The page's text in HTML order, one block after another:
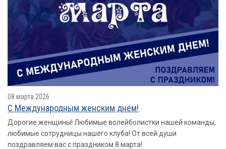
08 марта 2026
С Международным женским днём!
Дорогие женщины! Любимые волейболистки нашей команды,
любимые сотрудницы нашего клуба! От всей души
поздравляем вас с праздником 8 марта!